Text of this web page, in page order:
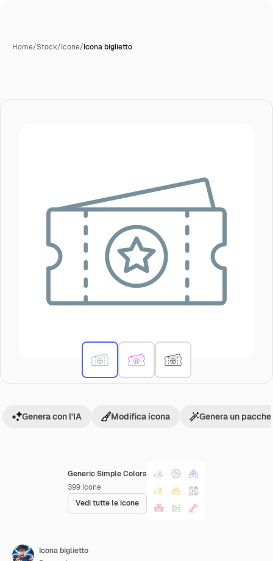
Home/Stock/Icone/Icona biglietto
Generic Simple Colors
399 Icone
Vedi tutte le icone
Genera con l'IA Modifica icona Genera un
Icona biglietto